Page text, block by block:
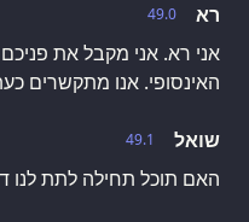
49.0
רא
אני רא. אני מקבל את
האינסופי. אנו מתקשרים
49.1
שואל
האם תוכל תחילה לתת לנו